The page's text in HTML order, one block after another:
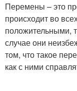
Перемены – это
происходит во
положительными,
случае они
том, что такое
как с ними